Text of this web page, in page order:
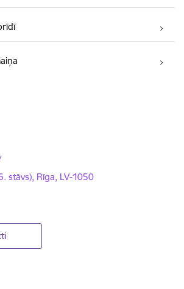
stāvs), Rīga, LV-1050